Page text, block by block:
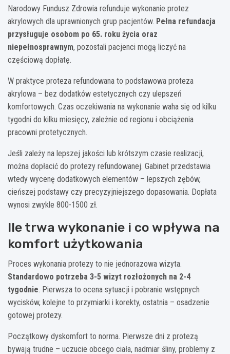
Narodowy Fundusz Zdrowia refunduje wykonanie protez
akrylowych dla uprawnionych grup pacjentów. Pełna refundacja
przysługuje osobom po 65. roku życia oraz
niepełnosprawnym, pozostali pacjenci mogą liczyć na
częściową dopłatę.
W praktyce proteza refundowana to podstawowa proteza
akrylowa – bez dodatków estetycznych czy ulepszeń
komfortowych. Czas oczekiwania na wykonanie waha się od kilku
tygodni do kilku miesięcy, zależnie od regionu i obciążenia
pracowni protetycznych.
Jeśli zależy na lepszej jakości lub krótszym czasie realizacji,
można dopłacić do protezy refundowanej. Gabinet przedstawia
wtedy wycenę dodatkowych elementów – lepszych zębów,
cieńszej podstawy czy precyzyjniejszego dopasowania. Dopłata
wynosi zwykle 800-1500 zł.
Ile trwa wykonanie i co wpływa na
komfort użytkowania
Proces wykonania protezy to nie jednorazowa wizyta.
Standardowo potrzeba 3-5 wizyt rozłożonych na 2-4
tygodnie. Pierwsza to ocena sytuacji i pobranie wstępnych
wycisków, kolejne to przymiarki i korekty, ostatnia – osadzenie
gotowej protezy.
Początkowy dyskomfort to norma. Pierwsze dni z protezą
bywają trudne – uczucie obcego ciała, nadmiar śliny, problemy z